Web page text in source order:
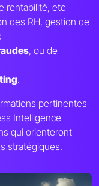
rentabilité, etc
des RH, gestion de
, ou de
.
pertinentes
Intelligence
qui orienteront
stratégiques.